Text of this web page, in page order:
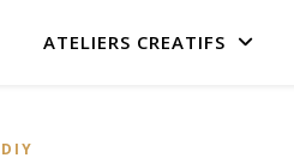
ATELIERS CREATIFS
DIY